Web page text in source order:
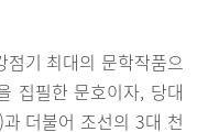
기 최대의 문학작품으
집필한 문호이자, 당대
더불어 조선의 3대 천